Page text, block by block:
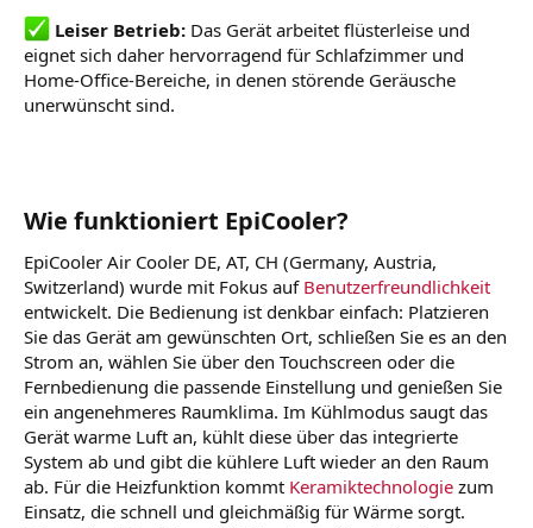
Leiser Betrieb: Das Gerät arbeitet flüsterleise und
eignet sich daher hervorragend für Schlafzimmer und
Home-Office-Bereiche, in denen störende Geräusche
unerwünscht sind.
Wie funktioniert EpiCooler?
EpiCooler Air Cooler DE, AT, CH (Germany, Austria,
Switzerland) wurde mit Fokus auf Benutzerfreundlichkeit
entwickelt. Die Bedienung ist denkbar einfach: Platzieren
Sie das Gerät am gewünschten Ort, schließen Sie es an den
Strom an, wählen Sie über den Touchscreen oder die
Fernbedienung die passende Einstellung und genießen Sie
ein angenehmeres Raumklima. Im Kühlmodus saugt das
Gerät warme Luft an, kühlt diese über das integrierte
System ab und gibt die kühlere Luft wieder an den Raum
ab. Für die Heizfunktion kommt Keramiktechnologie zum
Einsatz, die schnell und gleichmäßig für Wärme sorgt.